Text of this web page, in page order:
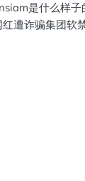
是什么样
遭诈骗集团软